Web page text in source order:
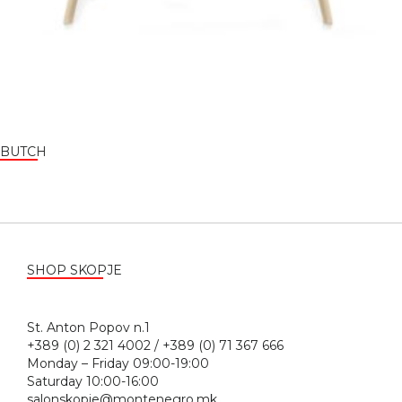
BUTCH
SHOP SKOPJE
St. Anton Popov n.1
+389 (0) 2 321 4002 / +389 (0) 71 367 666
Monday – Friday 09:00-19:00
Saturday 10:00-16:00